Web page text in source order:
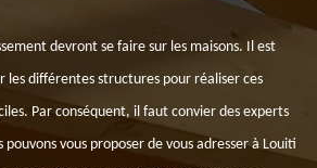
devront se faire sur les maisons. Il est
les différentes structures pour réaliser ces
Par conséquent, il faut convier des experts
vous proposer de vous adresser à Louiti